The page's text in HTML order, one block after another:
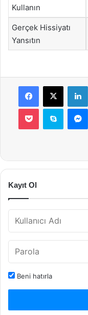
Kullanın
Gerçek Hissiyatı
Yansıtın
Facebook
X
Pocket Skype
Kayıt Ol
Beni hatırla